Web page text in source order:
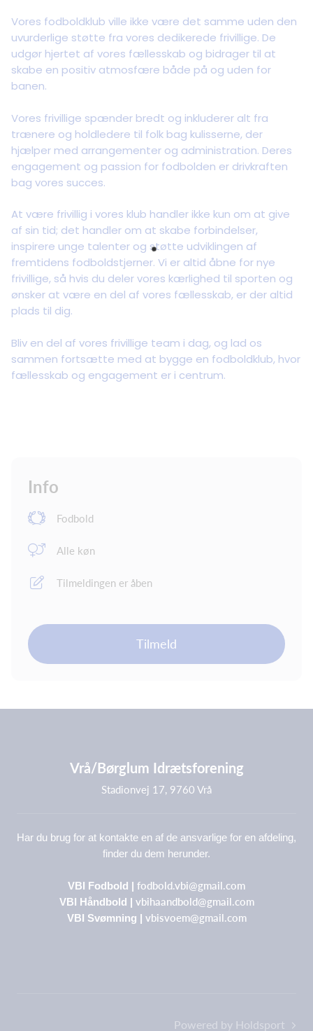
Vores fodboldklub ville ikke være det samme uden den
uvurderlige støtte fra vores dedikerede frivillige. De
udgør hjertet af vores fællesskab og bidrager til at
skabe en positiv atmosfære både på og uden for
banen.
Vores frivillige spænder bredt og inkluderer alt fra
trænere og holdledere til folk bag kulisserne, der
hjælper med arrangementer og administration. Deres
engagement og passion for fodbolden er drivkraften
bag vores succes.
At være frivillig i vores klub handler ikke kun om at give
af sin tid; det handler om at skabe forbindelser,
inspirere unge talenter og støtte udviklingen af
fremtidens fodboldstjerner. Vi er altid åbne for nye
frivillige, så hvis du deler vores kærlighed til sporten og
ønsker at være en del af vores fællesskab, er der altid
plads til dig.
Bliv en del af vores frivillige team i dag, og lad os
sammen fortsætte med at bygge en fodboldklub, hvor
fællesskab og engagement er i centrum.
Info
Fodbold
Alle køn
Tilmeldingen er åben
Tilmeld
Vrå/Børglum Idrætsforening
Stadionvej 17, 9760 Vrå
Har du brug for at kontakte en af de ansvarlige for en afdeling,
finder du dem herunder.
VBI Fodbold | fodbold.vbi@gmail.com
VBI Håndbold | vbihaandbold@gmail.com
VBI Svømning | vbisvoem@gmail.com
Powered by Holdsport